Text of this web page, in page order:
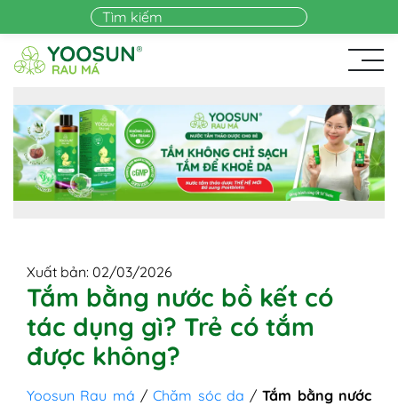
Skip to main content
Xuất bản: 02/03/2026
Tắm bằng nước bồ kết có
tác dụng gì? Trẻ có tắm
được không?
Yoosun Rau má /Chăm sóc da /Tắm bằng nước